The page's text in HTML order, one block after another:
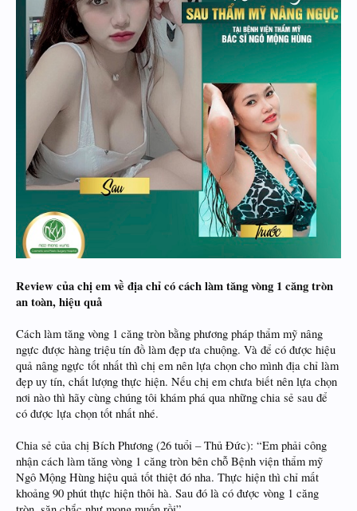
Review của chị em về địa chỉ có cách làm tăng vòng 1 căng tròn
an toàn, hiệu quả
Cách làm tăng vòng 1 căng tròn bằng phương pháp thẩm mỹ nâng
ngực được hàng triệu tín đồ làm đẹp ưa chuộng. Và để có được hiệu
quả nâng ngực tốt nhất thì chị em nên lựa chọn cho mình địa chỉ làm
đẹp uy tín, chất lượng thực hiện. Nếu chị em chưa biết nên lựa chọn
nơi nào thì hãy cùng chúng tôi khám phá qua những chia sẻ sau để
có được lựa chọn tốt nhất nhé.
Chia sẻ của chị Bích Phương (26 tuổi – Thủ Đức): “Em phải công
nhận cách làm tăng vòng 1 căng tròn bên chỗ Bệnh viện thẩm mỹ
Ngô Mộng Hùng hiệu quả tốt thiệt đó nha. Thực hiện thì chỉ mất
khoảng 90 phút thực hiện thôi hà. Sau đó là có được vòng 1 căng